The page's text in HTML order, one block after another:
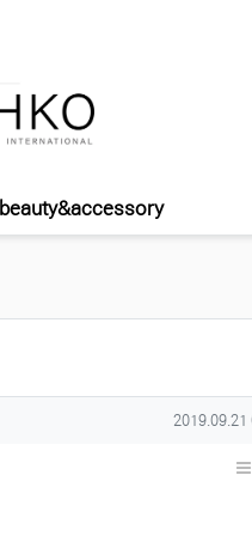
beauty&accessory
작성일
2019.09.21